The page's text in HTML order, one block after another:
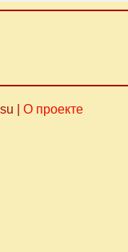
| О проекте